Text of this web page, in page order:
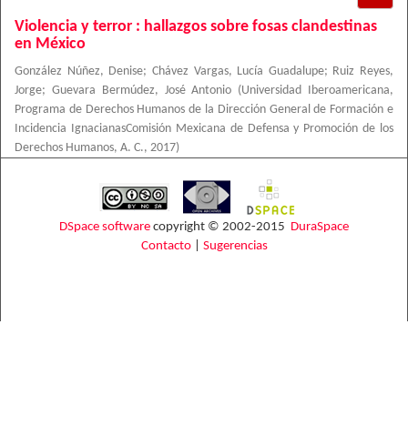
Violencia y terror : hallazgos sobre fosas clandestinas
en México
González Núñez, Denise; Chávez Vargas, Lucía Guadalupe;
Ruiz Reyes,
Jorge; Guevara Bermúdez, José Antonio (Universidad Iberoamericana,
Programa de Derechos Humanos de la Dirección General de Formación e
Incidencia IgnacianasComisión Mexicana de Defensa y Promoción de los
Derechos Humanos, A. C., 2017)
DSpace software copyright © 2002-2015 DuraSpace
Contacto| Sugerencias